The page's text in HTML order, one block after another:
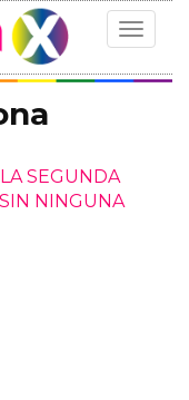
Toggle
SEGUNDA
NINGUNA